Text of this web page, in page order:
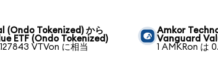
(Ondo Tokenized) から
ETF (Ondo Tokenized)
VTVon に相当
Amkor
Vanguard
1 AMKRon は